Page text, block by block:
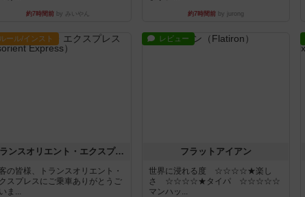
約7時間前by みいやん 約7時間前 by jurong
ルール/インスト
トランスオリエント・エクスプレス
の皆様、トランスオリエント・
スプレスにご乗車ありがとうご
ま...
レビュー
フラットアイアン
世界に浸れる度 ☆☆☆☆★楽し
さ ☆☆☆☆★タイパ ☆☆☆☆☆
マンハッ...